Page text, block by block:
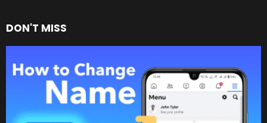
DON'T MISS